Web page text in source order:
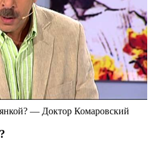
— Доктор Комаровский